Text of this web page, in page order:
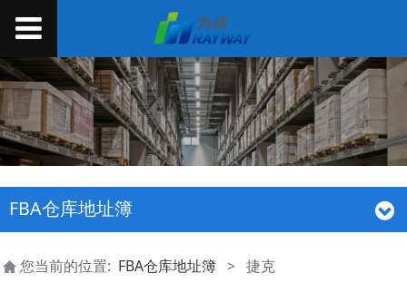
FBA仓库地址簿
您当前的位置: FBA仓库地址簿 > 捷克